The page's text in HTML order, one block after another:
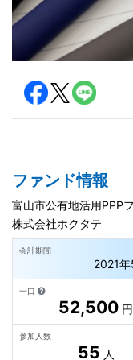
ファンド情報
富山市公有地活用PPP
株式会社ホクタテ
会計期間
2021
一口
52,500 円
参加人数
55 人